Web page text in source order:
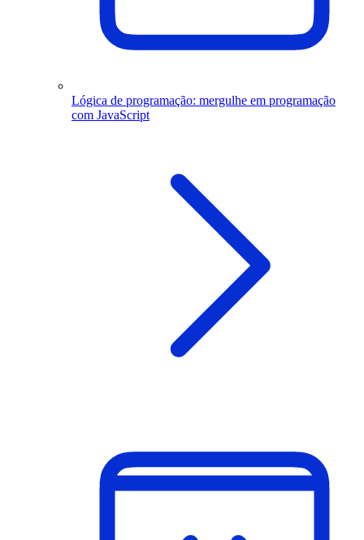
Lógica de programação: mergulhe em programação
com JavaScript